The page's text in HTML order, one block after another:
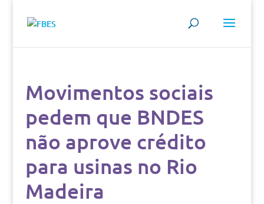
Movimentos sociais
pedem que BNDES
não aprove crédito
para usinas no Rio
Madeira